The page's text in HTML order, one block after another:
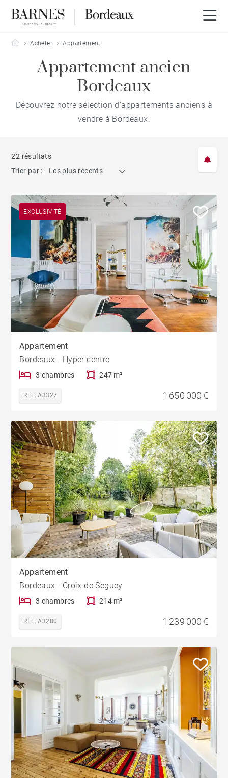
Barnes Bordeaux
Acheter Appartement
Appartement ancien
Bordeaux
Découvrez notre sélection d'appartements anciens à
vendre à Bordeaux.
22 résultats
Trier par :
Les plus récents
EXCLUSIVITÉ
Appartement
Bordeaux - Hyper centre
3 chambres 247 m²
REF. A3327 1 650 000 €
Appartement
Bordeaux - Croix de Seguey
3 chambres 214 m²
REF. A3280 1 239 000 €